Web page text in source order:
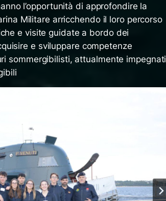
l’opportunità di approfondire la
Militare arricchendo il loro percorso
e visite guidate a bordo dei
e sviluppare competenze
sommergibilisti, attualmente impegnati